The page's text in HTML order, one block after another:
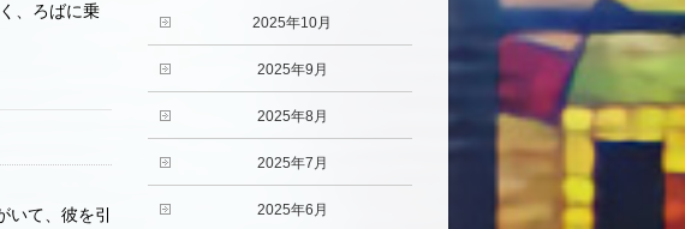
、ろばに乗
て、彼を引
2025年10月
2025年9月
2025年8月
2025年7月
2025年6月